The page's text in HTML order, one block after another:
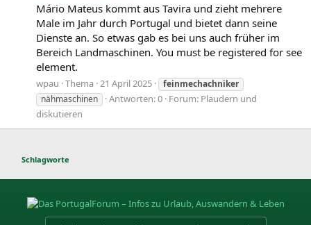
Mário Mateus kommt aus Tavira und zieht mehrere
Male im Jahr durch Portugal und bietet dann seine
Dienste an. So etwas gab es bei uns auch früher im
Bereich Landmaschinen. You must be registered for see
element.
wpau Thema 21 April 2025
feinmechachniker
nähmaschinen
Antworten: 0 Forum: Plaudern und
diskutieren
Schlagworte